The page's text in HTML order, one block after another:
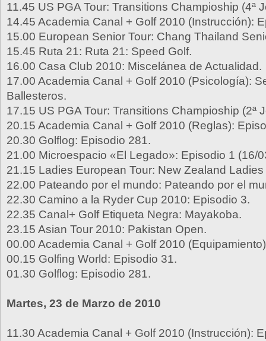
11.45 US PGA Tour: Transitions Champioship (4ª
14.45 Academia Canal + Golf 2010 (Instrucción):
15.00 European Senior Tour: Chang Thailand
15.45 Ruta 21: Ruta 21: Speed Golf.
16.00 Casa Club 2010: Miscelánea de Actualidad.
17.00 Academia Canal + Golf 2010 (Psicología):
Ballesteros.
17.15 US PGA Tour: Transitions Champioship (2ª
20.15 Academia Canal + Golf 2010 (Reglas):
20.30 Golflog: Episodio 281.
21.00 Microespacio «El Legado»: Episodio 1 (16/
21.15 Ladies European Tour: New Zealand
22.00 Pateando por el mundo: Pateando por el
22.30 Camino a la Ryder Cup 2010: Episodio 3.
22.35 Canal+ Golf Etiqueta Negra: Mayakoba.
23.15 Asian Tour 2010: Pakistan Open.
00.00 Academia Canal + Golf 2010
00.15 Golfing World: Episodio 31.
01.30 Golflog: Episodio 281.
Martes, 23 de Marzo de 2010
11.30 Academia Canal + Golf 2010 (Instrucción):